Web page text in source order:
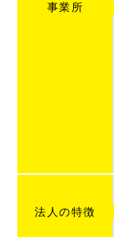
事業所
法人の特徴